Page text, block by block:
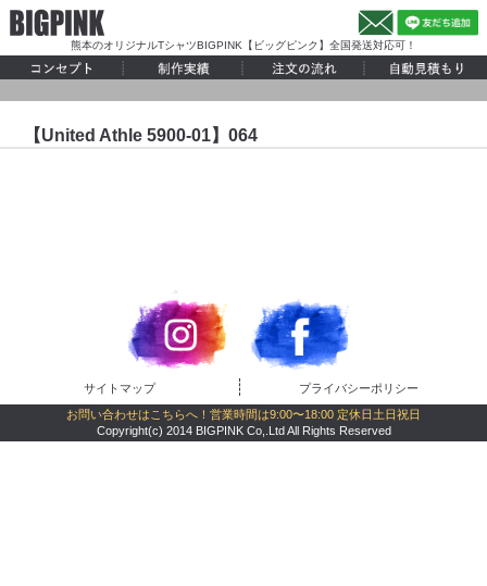
熊本のオリジナルTシャツBIGPINK【ビッグピンク】全国発送対応可！
【United Athle 5900-01】064
サイトマップ
プライバシーポリシー
お問い合わせはこちらへ！営業時間は9:00〜18:00 定休日土日祝日
Copyright(c) 2014 BIGPINK Co,.Ltd All Rights Reserved